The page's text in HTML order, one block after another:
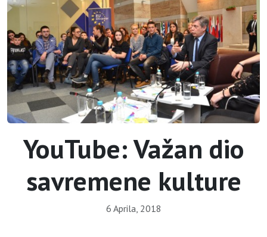
YouTube: Važan dio
savremene kulture
6 Aprila, 2018